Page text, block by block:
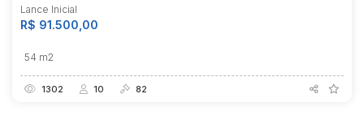
Habilite-se para efetuar lances ou
propostas
Lance Inicial
R$ 91.500,00
54 m2
1302 10 82